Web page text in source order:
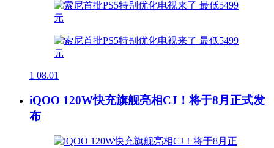
1 08.01
iQOO 120W快充旗舰亮相CJ！将于8月正式发
布